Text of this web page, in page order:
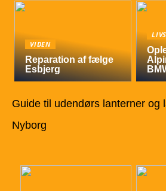
VIDEN
Reparation af fælge
Esbjerg
Guide til udendørs lanterner og
Nyborg